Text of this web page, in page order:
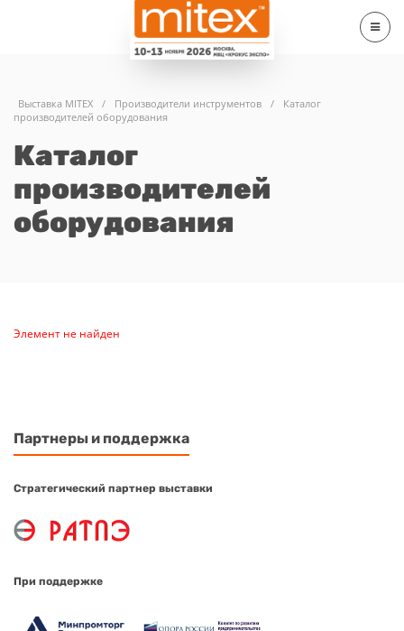
Выставка MITEX / Производители инструментов /
Каталог
производителей оборудования
Каталог
производителей
оборудования
Элемент не найден
Партнеры и поддержка
Стратегический партнер выставки
При поддержке